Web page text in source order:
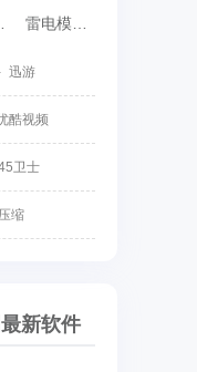
雷电模拟器
迅游
酷视频
卫士
缩
新软件